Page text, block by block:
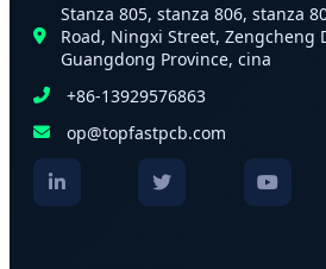
Stanza 805, stanza 806, stanza
Road, Ningxi Street, Zengcheng
Guangdong Province, cina
+86-13929576863
op@topfastpcb.com